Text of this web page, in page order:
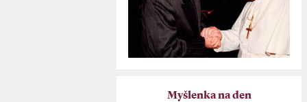
Myšlenka na den